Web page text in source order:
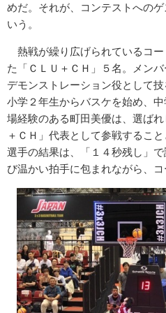
めだ。それが、コンテストへの
いう。
熱戦が繰り広げられているコ
た「ＣＬＵ＋ＣＨ」５名。メン
デモンストレーション役として
小学２年生からバスケを始め、
場経験のある町田美優は、選ば
＋ＣＨ」代表として参戦するこ
選手の結果は、「１４秒残し」
び温かい拍手に包まれながら、コ